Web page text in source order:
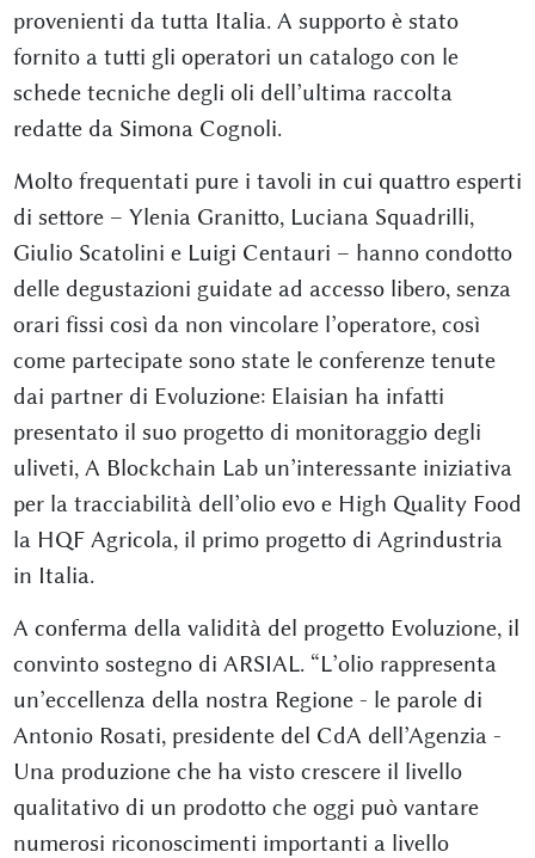
provenienti da tutta Italia. A supporto è stato
fornito a tutti gli operatori un catalogo con le
schede tecniche degli oli dell’ultima raccolta
redatte da Simona Cognoli.
Molto frequentati pure i tavoli in cui quattro esperti
di settore – Ylenia Granitto, Luciana Squadrilli,
Giulio Scatolini e Luigi Centauri – hanno condotto
delle degustazioni guidate ad accesso libero, senza
orari fissi così da non vincolare l’operatore, così
come partecipate sono state le conferenze tenute
dai partner di Evoluzione: Elaisian ha infatti
presentato il suo progetto di monitoraggio degli
uliveti, A Blockchain Lab un’interessante iniziativa
per la tracciabilità dell’olio evo e High Quality Food
la HQF Agricola, il primo progetto di Agrindustria
in Italia.
A conferma della validità del progetto Evoluzione, il
convinto sostegno di ARSIAL. “L’olio rappresenta
un’eccellenza della nostra Regione - le parole di
Antonio Rosati, presidente del CdA dell’Agenzia -
Una produzione che ha visto crescere il livello
qualitativo di un prodotto che oggi può vantare
numerosi riconoscimenti importanti a livello